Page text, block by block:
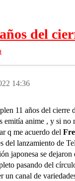
del
14:36
11 años del
emitía anime , y si
q me acuerdo del
del lanzamiento de
japonesa se
pasando del
un canal de